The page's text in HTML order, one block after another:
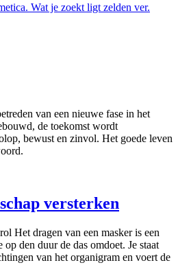
van een nieuwe fase in het
de toekomst wordt
bewust en zinvol. Het goede leven
versterken
Het dragen van een masker is een
den duur de das omdoet. Je staat
van het organigram en voert de